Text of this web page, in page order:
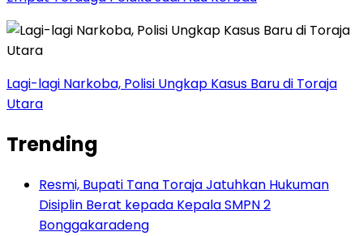
Lagi-lagi Narkoba, Polisi Ungkap Kasus Baru di Toraja
Utara
Trending
Resmi, Bupati Tana Toraja Jatuhkan Hukuman
Disiplin Berat kepada Kepala SMPN 2
Bonggakaradeng